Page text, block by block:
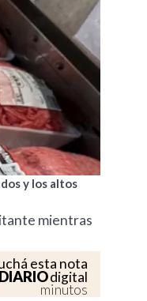
y los altos
mientras
esta nota
digital
minutos